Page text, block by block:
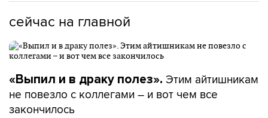
сейчас на главной
«Выпил и в драку полез». Этим айтишникам
не повезло с коллегами – и вот чем все
закончилось